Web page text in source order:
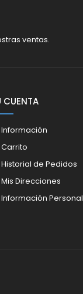
ventas.
CUENTA
Información
Carrito
Historial de Pedidos
Mis Direcciones
Información Personal